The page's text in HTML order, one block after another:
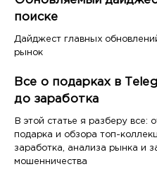
поиске
Дайджест главных
рынок
Все о подарках в
до заработка
В этой статье я разберу все:
подарка и обзора топ-
заработка, анализа рынка и
мошенничества